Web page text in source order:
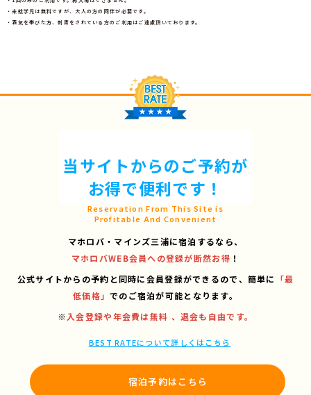
・未就学児は無料ですが、大人の方の同伴が必要です。
・酒気を帯びた方、刺青をされている方のご利用はご遠慮頂いております。
当サイトからのご予約が
お得で便利です！
Reservation From This Site is
Profitable And Convenient
マホロバ・マインズ三浦に宿泊するなら、
マホロバWEB会員への登録が断然お得 ！
公式サイトからの予約と同時に会員登録ができるので、 簡単に 「最
低価格」でのご宿泊が可能となります。
※入会登録や年会費は無料 、退会も自由です。
BEST RATEについて詳しくはこちら
宿泊予約はこちら